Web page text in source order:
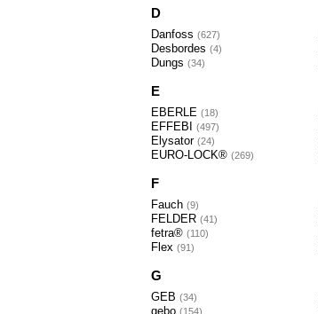
D
Danfoss 627
Desbordes 4
Dungs 34
E
EBERLE 18
EFFEBI 497
Elysator 24
EURO-LOCK® 269
F
Fauch 9
FELDER 41
fetra® 110
Flex 91
G
GEB 34
gebo 154